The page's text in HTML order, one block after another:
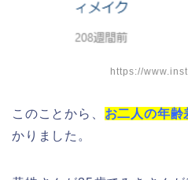
https://
このことから、 お二人の年齢
かりました。